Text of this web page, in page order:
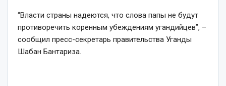
“Власти страны надеются, что слова папы не будут
противоречить коренным убеждениям угандийцев”, –
сообщил пресс-секретарь правительства Уганды
Шабан Бантариза.